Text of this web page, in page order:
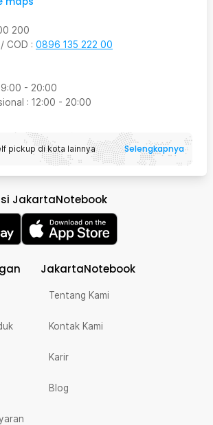
200
COD : 0896 135 222 00
- 20:00
: 12:00 - 20:00
pickup di kota lainnya Selengkapnya
JakartaNotebook
JakartaNotebook
Tentang Kami
Kontak Kami
Karir
Blog